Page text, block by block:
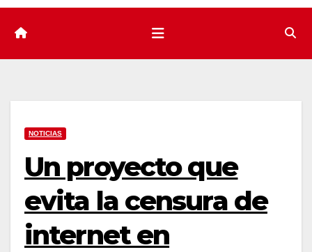
NOTICIAS
Un proyecto que
evita la censura de
internet en